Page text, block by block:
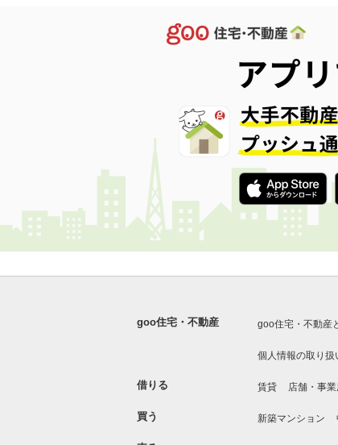
goo住宅・不動産 goo住宅・不動産
個人情報の取り扱
借りる 賃貸 店舗・事業
買う 新築マンション